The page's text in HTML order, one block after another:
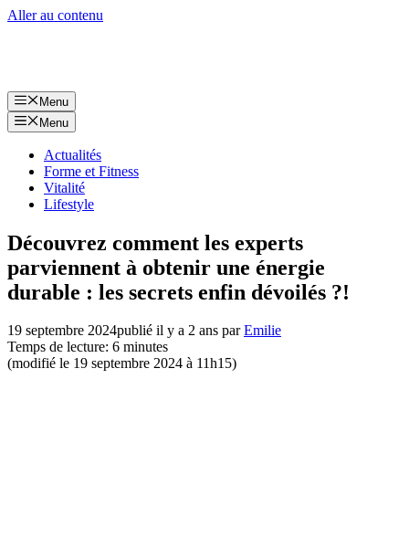
Aller au contenu
Menu
Menu
Actualités
Forme et Fitness
Vitalité
Lifestyle
Découvrez comment les experts
parviennent à obtenir une énergie
durable : les secrets enfin dévoilés ?!
19 septembre 2024publié il y a 2 ans parEmilie
Temps de lecture: 6 minutes
(modifié le 19 septembre 2024 à 11h15)